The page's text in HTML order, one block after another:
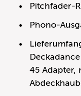
Pitchfader-
Phono-
45 Adapter,